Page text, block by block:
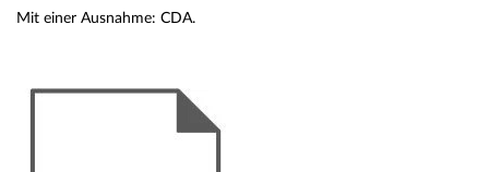
Mit einer Ausnahme: CDA.